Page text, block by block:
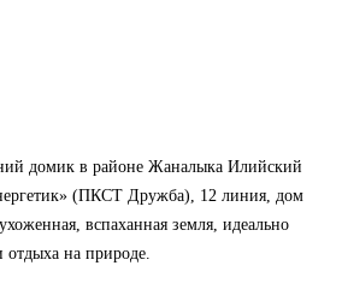
домик в районе Жаналыка Илийский
(ПКСТ Дружба), 12 линия, дом
вспаханная земля, идеально
отдыха на природе.